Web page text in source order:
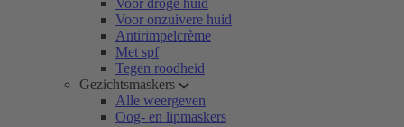
Voor droge huid
Voor onzuivere huid
Antirimpelcrème
Met spf
Tegen roodheid
Gezichtsmaskers
Alle weergeven
Oog- en lipmaskers